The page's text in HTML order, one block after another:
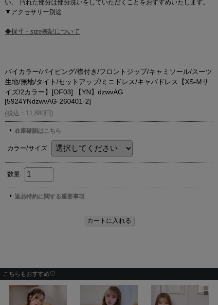
い。 汚れた部分は部分洗いをしていただくことをおすすめいたします。
▼アクセサリー別途
◆採寸・size表記について
こちらもおすすめ♡